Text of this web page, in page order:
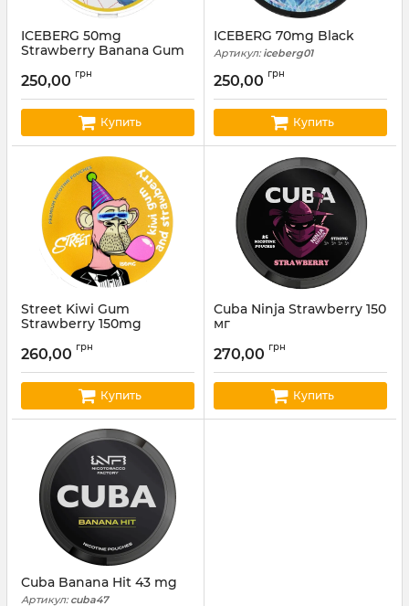
ICEBERG 50mg
Strawberry Banana Gum
250,00 грн
Купить
ICEBERG 70mg Black
Артикул:iceberg01
250,00 грн
Купить
Street Kiwi Gum
Strawberry 150mg
260,00 грн
Купить
Cuba Ninja Strawberry 150
мг
270,00 грн
Купить
Cuba Banana Hit 43 mg
Артикул:cuba47